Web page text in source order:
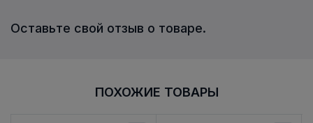
Оставьте свой отзыв о товаре.
ПОХОЖИЕ ТОВАРЫ